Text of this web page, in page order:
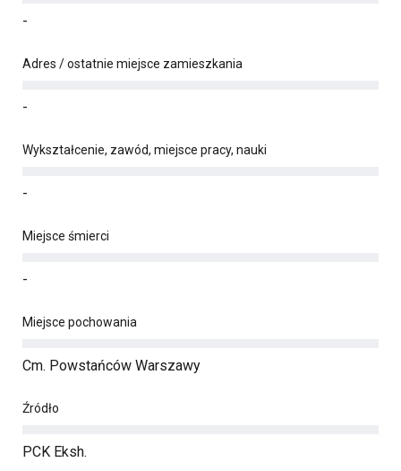
-
Adres / ostatnie miejsce zamieszkania
-
Wykształcenie, zawód, miejsce pracy, nauki
-
Miejsce śmierci
-
Miejsce pochowania
Cm. Powstańców Warszawy
Źródło
PCK Eksh.